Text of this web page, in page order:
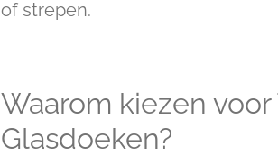
of strepen.
Waarom kiezen voor
Glasdoeken?